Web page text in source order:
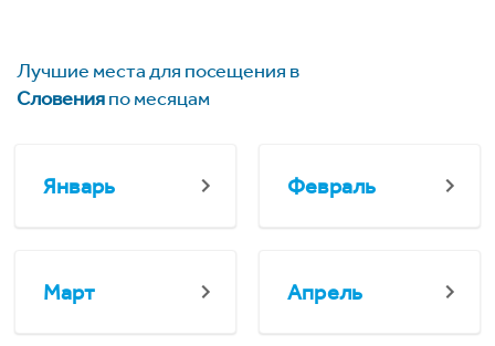
Лучшие места для посещения в
Словенияпо месяцам
Январь Февраль
Март Апрель